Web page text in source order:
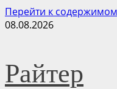
Перейти к
08.08.2026
Райтер